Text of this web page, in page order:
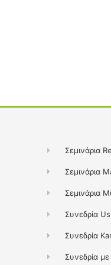
Σεμινάρια
Σεμινάρια
Σεμινάρια
Συνεδρία
Συνεδρία
Συνεδρία